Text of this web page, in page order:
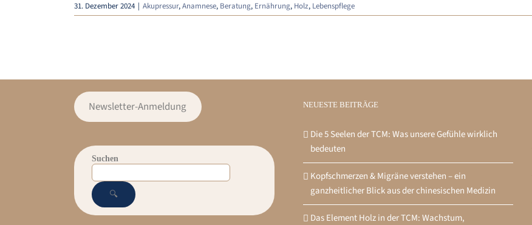
31. Dezember 2024 | Akupressur,Anamnese, Beratung, Ernährung, Holz, Lebenspflege
Newsletter-Anmeldung
Suchen
🔍
NEUESTE BEITRÄGE
Die 5 Seelen der TCM: Was unsere Gefühle wirklich
bedeuten
Kopfschmerzen & Migräne verstehen – ein
ganzheitlicher Blick aus der chinesischen Medizin
Das Element Holz in der TCM: Wachstum,